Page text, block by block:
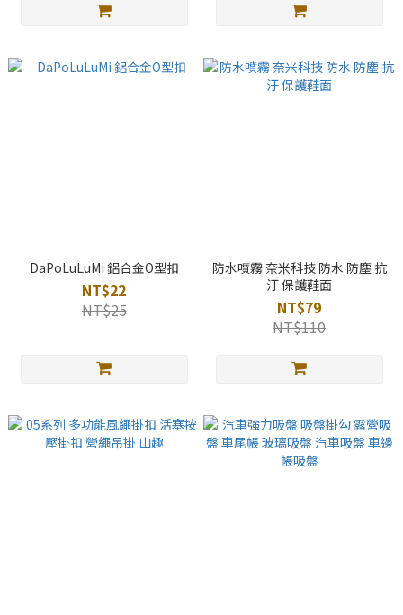
DaPoLuLuMi 鋁合金O型扣
NT$22
NT$25
防水噴霧 奈米科技 防水 防塵 抗
汙 保護鞋面
NT$79
NT$110